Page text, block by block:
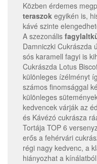
Közben érdemes
teraszok egyikén is,
kávé szinte
A szezonális
Damniczki Cukrászda
sós karamell fagyi is
Cukrászda Lotus
különleges ízélményt
számos finomsággal
különleges
kedvencek várják az
és Kávézó cukrásza
Tortája TOP 6
erős a fehérvári
régi nagy kedvenc, a
hiányozhat a